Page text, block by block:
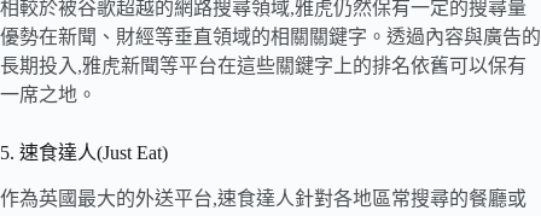
相較於被谷歌超越的網路搜尋領域,雅虎仍然保有一定的搜尋量
優勢在新聞、財經等垂直領域的相關關鍵字。透過內容與廣告的
長期投入,雅虎新聞等平台在這些關鍵字上的排名依舊可以保有
一席之地。
5. 速食達人(Just Eat)
作為英國最大的外送平台,速食達人針對各地區常搜尋的餐廳或